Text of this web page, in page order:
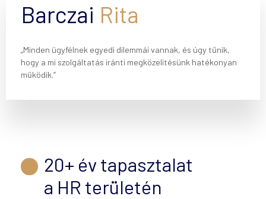
Barczai Rita
„Minden ügyfélnek egyedi dilemmái vannak, és úgy tűnik,
hogy a mi szolgáltatás iránti megközelítésünk hatékonyan
működik.”
20+ év tapasztalat
a HR területén